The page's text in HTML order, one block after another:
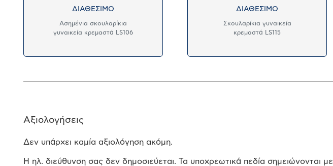
ΔΙΑΘΕΣΙΜΟ
Ασημένια σκουλαρίκια
γυναικεία κρεμαστά LS106
ΔΙΑΘΕΣΙΜΟ
Σκουλαρίκια γυναικεία
κρεμαστά LS115
Αξιολογήσεις
Δεν υπάρχει καμία αξιολόγηση ακόμη.
Η ηλ. διεύθυνση σας δεν δημοσιεύεται. Τα υποχρεωτικά πεδία σημειώνονται με